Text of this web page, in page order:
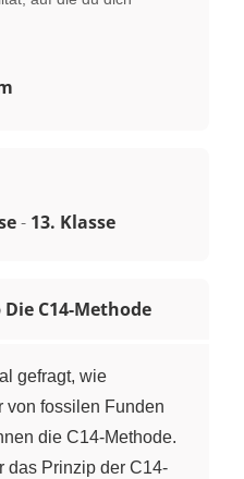
- 13. Klasse
Die C14-Methode
gefragt, wie
von fossilen Funden
die C14-Methode.
das Prinzip der C14-